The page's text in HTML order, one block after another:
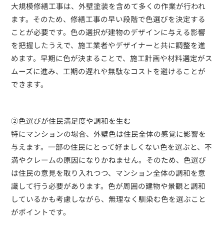
大規模修繕工事は、外壁塗装を含めて多くの作業が行われ
ます。そのため、修繕工事の早い段階で色選びを決定する
ことが必要です。色の選択が建物のデザインに与える影響
を把握したうえで、施工業者やデザイナーと共に調整を進
めます。早期に色が決まることで、施工計画や材料選定がス
ムーズに進み、工期の遅れや無駄なコストを避けることが
できます。
②色選びが住民満足度や調和を生む
特にマンションの場合、外壁色は住民全体の感覚に影響を
与えます。一部の住民にとって好ましくない色を選ぶと、不
満やクレームの原因になりかねません。そのため、色選び
は住民の意見を取り入れつつ、マンション全体の調和を意
識して行う必要があります。色が周囲の建物や景観と調和
しているかも考慮しながら、無理なく馴染む色を選ぶこと
がポイントです。